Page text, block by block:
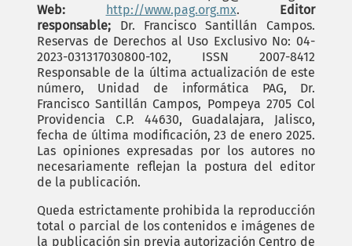
Web:
http://www.pag.org.mx.
Editor
responsable; Dr. Francisco Santillán Campos.
Reservas de Derechos al Uso Exclusivo No: 04-
2023-031317030800-102, ISSN 2007-8412
Responsable de la última actualización de este
número, Unidad de informática PAG, Dr.
Francisco Santillán Campos, Pompeya 2705 Col
Providencia C.P. 44630, Guadalajara, Jalisco,
fecha de última modificación, 23 de enero 2025.
Las opiniones expresadas por los autores no
necesariamente reflejan la postura del editor
de la publicación.
Queda estrictamente prohibida la reproducción
total o parcial de los contenidos e imágenes de
la publicación sin previa autorización Centro de